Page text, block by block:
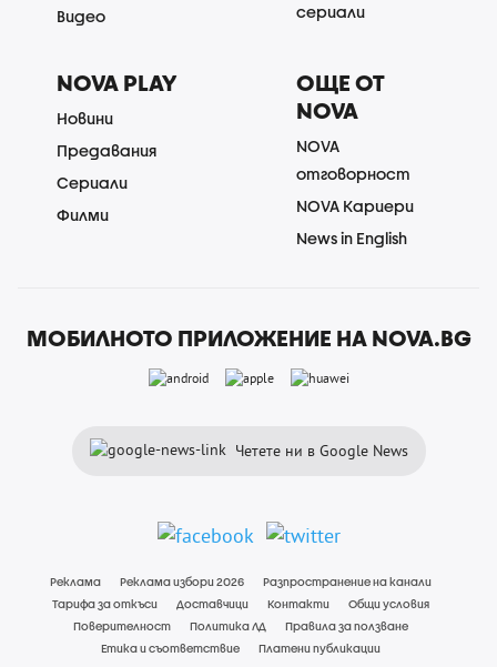
Видео
сериали
NOVA PLAY
Новини
Предавания
Сериали
Филми
ОЩЕ ОТ
NOVA
NOVA
отговорност
NOVA Кариери
News in English
МОБИЛНОТО ПРИЛОЖЕНИЕ НА NOVA.BG
Четете ни в Google News
Реклама Реклама избори 2026
Разпространение на канали
Тарифа за откъси
Доставчици Контакти
Общи условия
Поверителност
Политика ЛД
Правила за ползване
Етика и съответствие
Платени публикации